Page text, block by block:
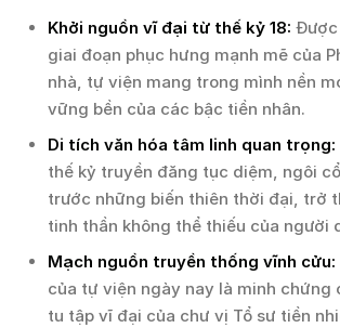
Khởi nguồn vĩ đại từ thế kỷ 18: Được
giai đoạn phục hưng mạnh mẽ của
nhà, tự viện mang trong mình nền
vững bền của các bậc tiền nhân.
Di tích văn hóa tâm linh quan trọng:
thế kỷ truyền đăng tục diệm, ngôi
trước những biến thiên thời đại, trở
tinh thần không thể thiếu của người
Mạch nguồn truyền thống vĩnh cửu:
của tự viện ngày nay là minh chứng
tu tập vĩ đại của chư vị Tổ sư tiền